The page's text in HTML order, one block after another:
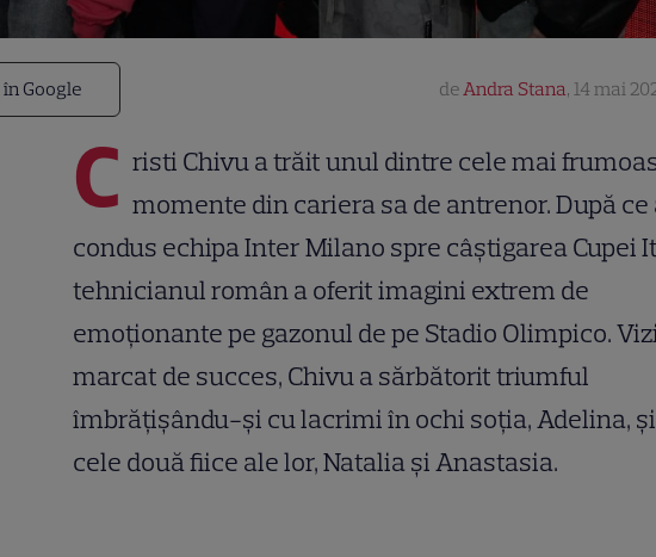
Google deAndra Stana, 14 mai
C risti Chivu a trăit unul dintre cele mai
momente din cariera sa de antrenor. După ce
condus echipa Inter Milano spre câștigarea Cupei
tehnicianul român a oferit imagini extrem de
emoționante pe gazonul de pe Stadio Olimpico.
marcat de succes, Chivu a sărbătorit triumful
îmbrățișându-și cu lacrimi în ochi soția, Adelina,
cele două fiice ale lor, Natalia și Anastasia.